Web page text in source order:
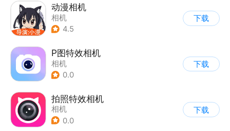
动漫相机
相机
4.5
下载
P图特效相机
相机
0.0
下载
拍照特效相机
相机
0.0
下载